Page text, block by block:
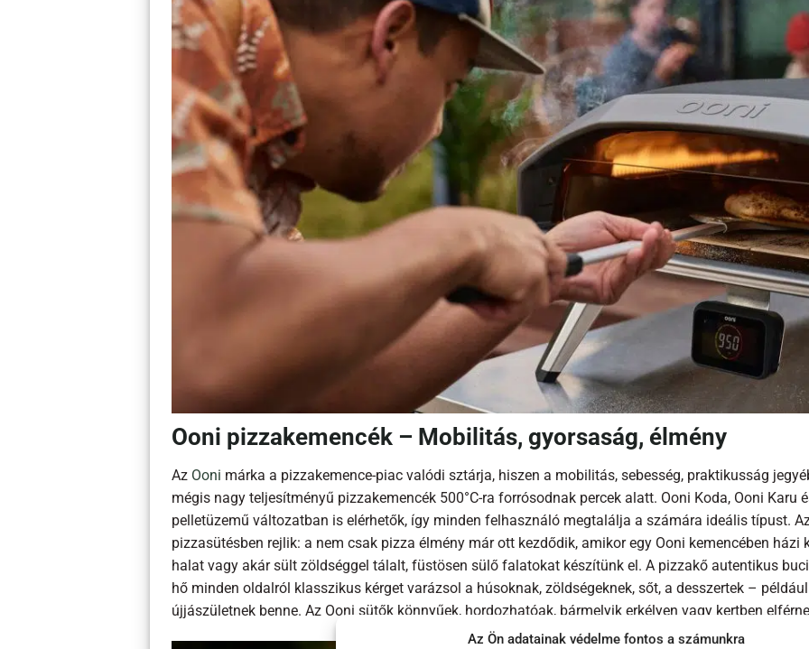
Az Ön adatainak védelme fontos a számunkra
Ooni pizzakemencék – Mobilitás, gyorsaság, élmény
Az Ooni márka a pizzakemence-piac valódi sztárja, hiszen a mobilitás, sebesség, praktikusság
mégis nagy teljesítményű pizzakemencék 500°C-ra forrósodnak percek alatt. Ooni Koda, Ooni Karu
pelletüzemű változatban is elérhetők, így minden felhasználó megtalálja a számára ideális típust.
pizzasütésben rejlik: a nem csak pizza élmény már ott kezdődik, amikor egy Ooni kemencében házi
halat vagy akár sült zöldséggel tálalt, füstösen sülő falatokat készítünk el. A pizzakő autentikus
hő minden oldalról klasszikus kérget varázsol a húsoknak, zöldségeknek, sőt, a desszertek –
újjászületnek benne. Az Ooni sütők könnyűek, hordozhatóak, bármelyik erkélyen vagy kertben